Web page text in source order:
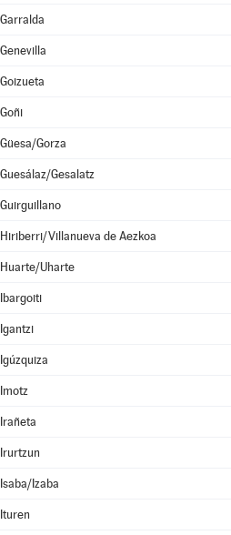
Garralda
Genevilla
Goizueta
Goñi
Güesa/Gorza
Guesálaz/Gesalatz
Guirguillano
Hiriberri/Villanueva de Aezkoa
Huarte/Uharte
Ibargoiti
Igantzi
Igúzquiza
Imotz
Irañeta
Irurtzun
Isaba/Izaba
Ituren